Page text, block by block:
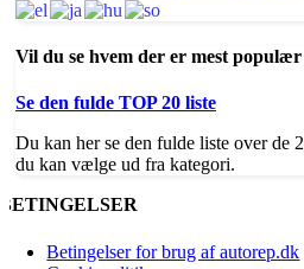
Vil du se hvem der er mest
Se den fulde TOP 20 liste
Du kan her se den fulde liste over de
du kan vælge ud fra kategori.
BETINGELSER
Betingelser for brug af autorep.dk